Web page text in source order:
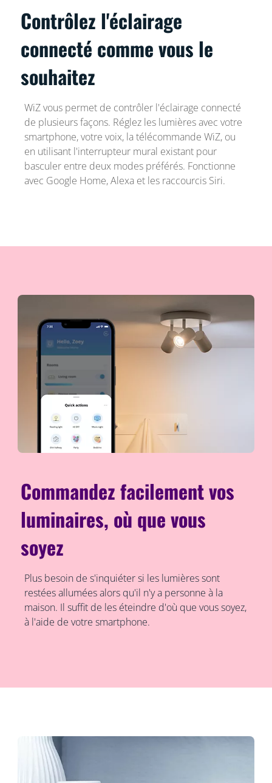
Contrôlez l'éclairage
connecté comme vous le
souhaitez
WiZ vous permet de contrôler l'éclairage connecté
de plusieurs façons. Réglez les lumières avec votre
smartphone, votre voix, la télécommande WiZ, ou
en utilisant l'interrupteur mural existant pour
basculer entre deux modes préférés. Fonctionne
avec Google Home, Alexa et les raccourcis Siri.
Commandez facilement vos
luminaires, où que vous
soyez
Plus besoin de s'inquiéter si les lumières sont
restées allumées alors qu'il n'y a personne à la
maison. Il suffit de les éteindre d'où que vous soyez,
à l'aide de votre smartphone.